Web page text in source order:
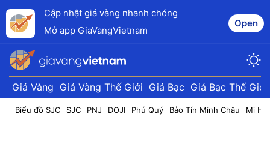
Cập nhật giá vàng nhanh chóng
Mở app GiaVangVietnam
Open
Giá Vàng Giá Vàng Thế Giới Giá Bạc Giá Bạc Thế Giới
Biểu đồ SJC SJC PNJ DOJI Phú Quý Bảo Tín Minh Châu Mi